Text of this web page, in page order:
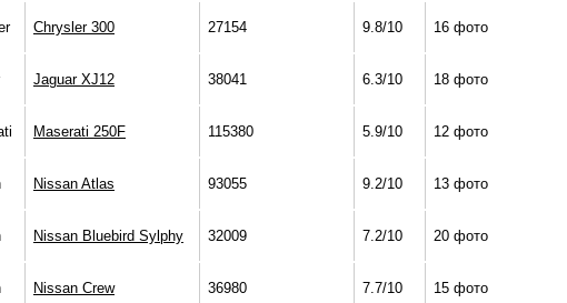
Chrysler 300 27154 9.8/10 16 фото
Jaguar XJ12 38041 6.3/10 18 фото
Maserati 250F 115380 5.9/10 12 фото
Nissan Atlas 93055 9.2/10 13 фото
Nissan Bluebird Sylphy 32009 7.2/10 20 фото
Nissan Crew 36980 7.7/10 15 фото